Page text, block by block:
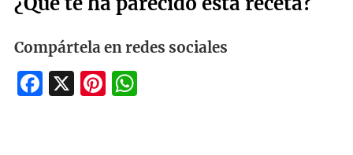
Compártela en redes sociales
Facebook
X Pinterest
WhatsApp